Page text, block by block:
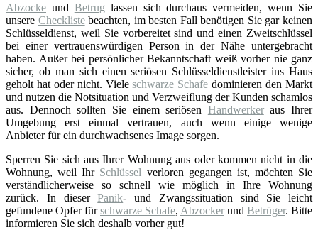
Abzocke und Betrug lassen sich durchaus vermeiden, wenn Sie
unsere Checklistebeachten, im besten Fall benötigen Sie gar keinen
Schlüsseldienst, weil Sie vorbereitet sind und einen Zweitschlüssel
bei einer vertrauenswürdigen Person in der Nähe untergebracht
haben. Außer bei persönlicher Bekanntschaft weiß vorher nie ganz
sicher, ob man sich einen seriösen Schlüsseldienstleister ins Haus
geholt hat oder nicht. Vieleschwarze Schafe dominieren den Markt
und nutzen die Notsituation und Verzweiflung der Kunden schamlos
aus. Dennoch sollten Sie einem seriösen Handwerkeraus Ihrer
Umgebung erst einmal vertrauen, auch wenn einige wenige
Anbieter für ein durchwachsenes Image sorgen.
Sperren Sie sich aus Ihrer Wohnung aus oder kommen nicht in die
Wohnung, weil Ihr Schlüssel verloren gegangen ist, möchten Sie
verständlicherweise so schnell wie möglich in Ihre Wohnung
zurück. In dieserPanik- und Zwangssituation sind Sie leicht
gefundene Opfer fürschwarze Schafe, Abzocker und Betrüger. Bitte
informieren Sie sich deshalb vorher gut!